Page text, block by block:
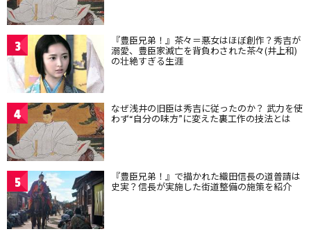
3 『豊臣兄弟！』茶々＝悪女はほぼ創作？秀吉が
溺愛、豊臣家滅亡を背負わされた茶々(井上和)
の壮絶すぎる生涯
4 なぜ浅井の旧臣は秀吉に従ったのか？ 武力を使
わず“自分の味方”に変えた裏工作の技法とは
5 『豊臣兄弟！』で描かれた織田信長の道普請は
史実？信長が実施した街道整備の施策を紹介